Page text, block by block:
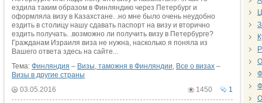
ездила таким образом в Финляндию через Петербург и
оформляла визу в Казахстане. .но мне было очень неудобно
ездить в столицу нашу сдавать паспорт на визу и вторично
ездить получать. .возможно ли получить визу в Петербурге?
Гражданам Израиля виза не нужна, насколько я поняла из
Вашего ответа здесь на сайте...
Тема: Финляндия – Визы, таможня в Финляндии, Все о визах –
Визы в другие страны
1
1450
03.05.2016